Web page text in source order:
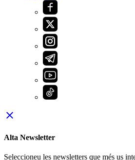
close
Alta Newsletter
Seleccioneu les newsletters que més us